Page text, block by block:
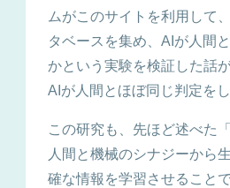
ムがこのサイトを利用して
タベースを集め、AIが人間
かという実験を検証した話
AIが人間とほぼ同じ判定をし
この研究も、先ほど述べた
人間と機械のシナジーから
確な情報を学習させること